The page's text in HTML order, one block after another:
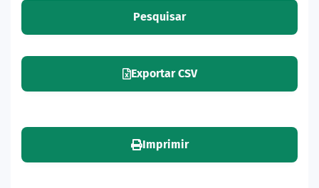
Pesquisar
Exportar CSV
Imprimir